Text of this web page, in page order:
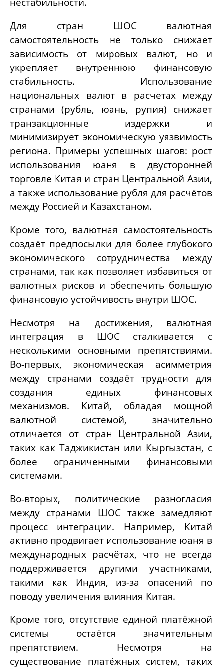
Для стран ШОС валютная
самостоятельность не только снижает
зависимость от мировых валют, но и
укрепляет внутреннюю финансовую
стабильность. Использование
национальных валют в расчетах между
странами (рубль, юань, рупия) снижает
транзакционные издержки и
минимизирует экономическую уязвимость
региона. Примеры успешных шагов: рост
использования юаня в двусторонней
торговле Китая и стран Центральной Азии,
а также использование рубля для расчётов
между Россией и Казахстаном.
Кроме того, валютная самостоятельность
создаёт предпосылки для более глубокого
экономического сотрудничества между
странами, так как позволяет избавиться от
валютных рисков и обеспечить большую
финансовую устойчивость внутри ШОС.
Несмотря на достижения, валютная
интеграция в ШОС сталкивается с
несколькими основными препятствиями.
Во‑первых, экономическая асимметрия
между странами создаёт трудности для
создания единых финансовых
механизмов. Китай, обладая мощной
валютной системой, значительно
отличается от стран Центральной Азии,
таких как Таджикистан или Кыргызстан, с
более ограниченными финансовыми
системами.
Во‑вторых, политические разногласия
между странами ШОС также замедляют
процесс интеграции. Например, Китай
активно продвигает использование юаня в
международных расчётах, что не всегда
поддерживается другими участниками,
такими как Индия, из-за опасений по
поводу увеличения влияния Китая.
Кроме того, отсутствие единой платёжной
системы остаётся значительным
препятствием. Несмотря на
существование платёжных систем, таких